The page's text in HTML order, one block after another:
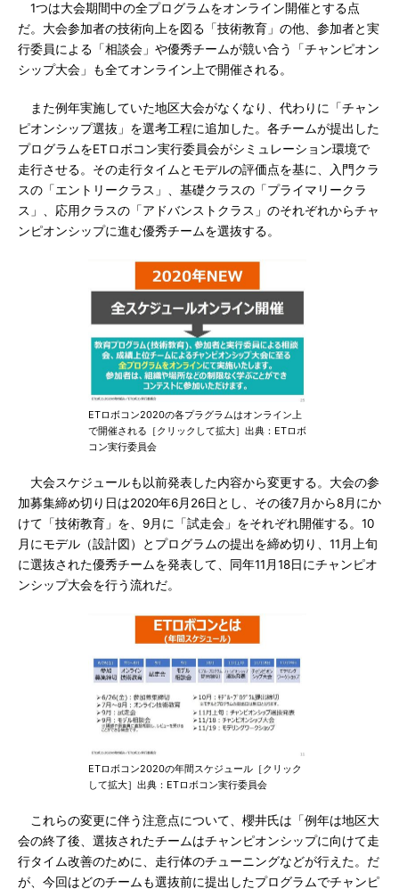
1つは大会期間中の全プログラムをオンライン開催とする点
だ。大会参加者の技術向上を図る「技術教育」の他、参加者と実
行委員による「相談会」や優秀チームが競い合う「チャンピオン
シップ大会」も全てオンライン上で開催される。
また例年実施していた地区大会がなくなり、代わりに「チャン
ピオンシップ選抜」を選考工程に追加した。各チームが提出した
プログラムをETロボコン実行委員会がシミュレーション環境で
走行させる。その走行タイムとモデルの評価点を基に、入門クラ
スの「エントリークラス」、基礎クラスの「プライマリークラ
ス」、応用クラスの「アドバンストクラス」のそれぞれからチャ
ンピオンシップに進む優秀チームを選抜する。
ETロボコン2020の各プラグラムはオンライン上
で開催される［クリックして拡大］出典：ETロボ
コン実行委員会
大会スケジュールも以前発表した内容から変更する。大会の参
加募集締め切り日は2020年6月26日とし、その後7月から8月にか
けて「技術教育」を、9月に「試走会」をそれぞれ開催する。10
月にモデル（設計図）とプログラムの提出を締め切り、11月上旬
に選抜された優秀チームを発表して、同年11月18日にチャンピオ
ンシップ大会を行う流れだ。
ETロボコン2020の年間スケジュール［クリック
して拡大］出典：ETロボコン実行委員会
これらの変更に伴う注意点について、櫻井氏は「例年は地区大
会の終了後、選抜されたチームはチャンピオンシップに向けて走
行タイム改善のために、走行体のチューニングなどが行えた。だ
が、今回はどのチームも選抜前に提出したプログラムでチャンピ